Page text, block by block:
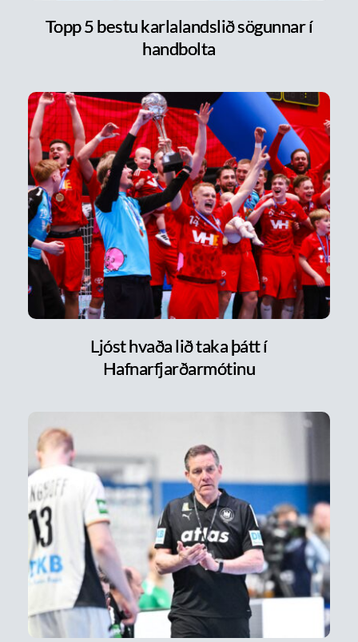
Topp 5 bestu karlalandslið sögunnar í
handbolta
Ljóst hvaða lið taka þátt í
Hafnarfjarðarmótinu